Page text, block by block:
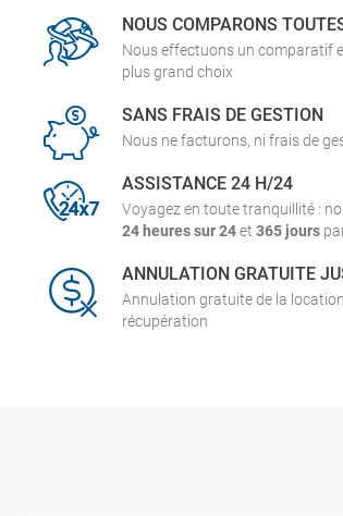
NOUS COMPARONS
Nous effectuons un comparatif
plus grand choix
SANS FRAIS DE GESTION
Nous ne facturons, ni frais de
ASSISTANCE 24 H/24
Voyagez en toute tranquillité :
24 heures sur 24et 365 jours
ANNULATION GRATUITE
Annulation gratuite de la
récupération